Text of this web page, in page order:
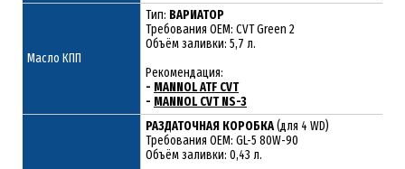
Масло КПП
Тип: ВАРИАТОР
Требования OEM: CVT Green 2
Объём заливки: 5,7 л.
Рекомендация:
- MANNOL ATF CVT
- MANNOL CVT NS-3
РАЗДАТОЧНАЯ КОРОБКА(для 4 WD)
Требования OEM: GL-5 80W-90
Объём заливки: 0,43 л.